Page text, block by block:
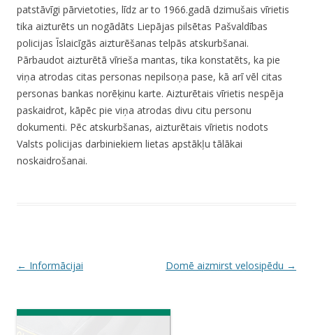
patstāvīgi pārvietoties, līdz ar to 1966.gadā dzimušais vīrietis
tika aizturēts un nogādāts Liepājas pilsētas Pašvaldības
policijas Īslaicīgās aizturēšanas telpās atskurbšanai.
Pārbaudot aizturētā vīrieša mantas, tika konstatēts, ka pie
viņa atrodas citas personas nepilsoņa pase, kā arī vēl citas
personas bankas norēķinu karte. Aizturētais vīrietis nespēja
paskaidrot, kāpēc pie viņa atrodas divu citu personu
dokumenti. Pēc atskurbšanas, aizturētais vīrietis nodots
Valsts policijas darbiniekiem lietas apstākļu tālākai
noskaidrošanai.
P
← Informācijai Domē aizmirst velosipēdu →